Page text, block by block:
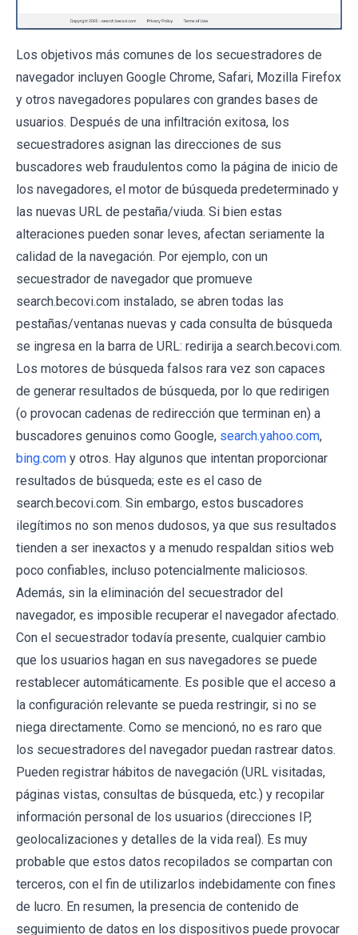
Los objetivos más comunes de los secuestradores de
navegador incluyen Google Chrome, Safari, Mozilla Firefox
y otros navegadores populares con grandes bases de
usuarios. Después de una infiltración exitosa, los
secuestradores asignan las direcciones de sus
buscadores web fraudulentos como la página de inicio de
los navegadores, el motor de búsqueda predeterminado y
las nuevas URL de pestaña/viuda. Si bien estas
alteraciones pueden sonar leves, afectan seriamente la
calidad de la navegación. Por ejemplo, con un
secuestrador de navegador que promueve
search.becovi.com instalado, se abren todas las
pestañas/ventanas nuevas y cada consulta de búsqueda
se ingresa en la barra de URL: redirija a search.becovi.com.
Los motores de búsqueda falsos rara vez son capaces
de generar resultados de búsqueda, por lo que redirigen
(o provocan cadenas de redirección que terminan en) a
buscadores genuinos como Google, search.yahoo.com,
bing.com y otros. Hay algunos que intentan proporcionar
resultados de búsqueda; este es el caso de
search.becovi.com. Sin embargo, estos buscadores
ilegítimos no son menos dudosos, ya que sus resultados
tienden a ser inexactos y a menudo respaldan sitios web
poco confiables, incluso potencialmente maliciosos.
Además, sin la eliminación del secuestrador del
navegador, es imposible recuperar el navegador afectado.
Con el secuestrador todavía presente, cualquier cambio
que los usuarios hagan en sus navegadores se puede
restablecer automáticamente. Es posible que el acceso a
la configuración relevante se pueda restringir, si no se
niega directamente. Como se mencionó, no es raro que
los secuestradores del navegador puedan rastrear datos.
Pueden registrar hábitos de navegación (URL visitadas,
páginas vistas, consultas de búsqueda, etc.) y recopilar
información personal de los usuarios (direcciones IP,
geolocalizaciones y detalles de la vida real). Es muy
probable que estos datos recopilados se compartan con
terceros, con el fin de utilizarlos indebidamente con fines
de lucro. En resumen, la presencia de contenido de
seguimiento de datos en los dispositivos puede provocar